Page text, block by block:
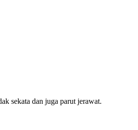
sekata dan juga parut jerawat.